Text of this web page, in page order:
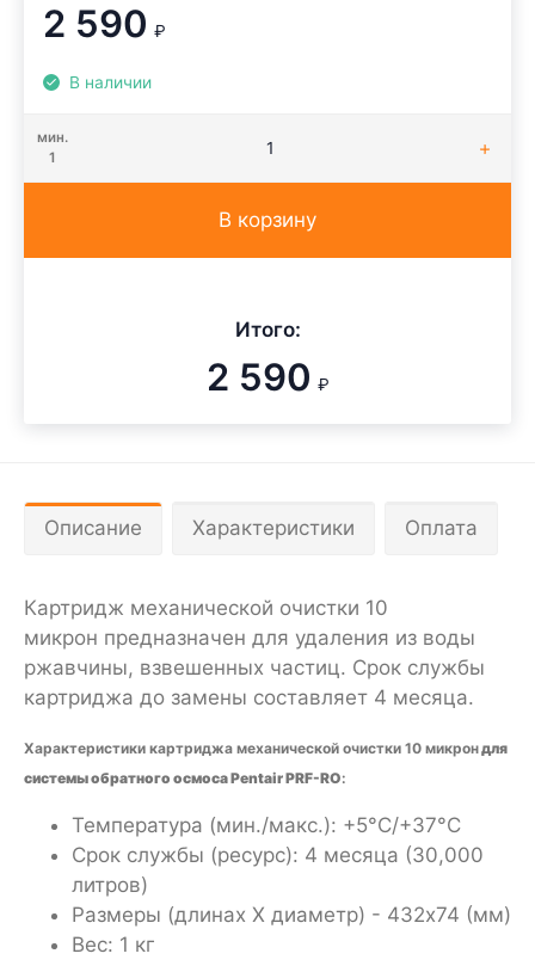
2 590 ₽
В наличии
мин.
1
В корзину
Итого:
2 590 ₽
Описание Характеристики Оплата
Картридж механической очистки 10
микрон предназначен для удаления из воды
ржавчины, взвешенных частиц. Срок службы
картриджа до замены составляет 4 месяца.
Характеристики картриджа механической очистки 10 микрондля
системы обратного осмоса Pentair PRF-RO:
Температура (мин./макс.): +5°C/+37°C
Срок службы (ресурс): 4 месяца (30,000
литров)
Размеры (длинах Х диаметр) - 432x74 (мм)
Вес: 1 кг